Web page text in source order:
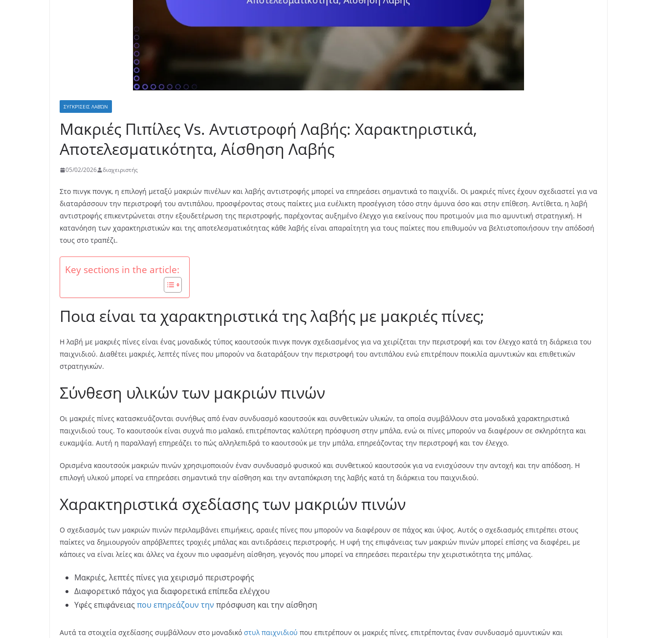
ΣΥΓΚΡΊΣΕΙΣ ΛΑΒΏΝ
Μακριές Πιπίλες Vs. Αντιστροφή Λαβής: Χαρακτηριστικά,
Αποτελεσματικότητα, Αίσθηση Λαβής
05/02/2026 διαχειριστής
Στο πινγκ πονγκ, η επιλογή μεταξύ μακριών πινέλων και λαβής αντιστροφής μπορεί να επηρεάσει σημαντικά το παιχνίδι. Οι μακριές πίνες έχουν σχεδιαστεί για να
διαταράσσουν την περιστροφή του αντιπάλου, προσφέροντας στους παίκτες μια ευέλικτη προσέγγιση τόσο στην άμυνα όσο και στην επίθεση. Αντίθετα, η λαβή
αντιστροφής επικεντρώνεται στην εξουδετέρωση της περιστροφής, παρέχοντας αυξημένο έλεγχο για εκείνους που προτιμούν μια πιο αμυντική στρατηγική. Η
κατανόηση των χαρακτηριστικών και της αποτελεσματικότητας κάθε λαβής είναι απαραίτητη για τους παίκτες που επιθυμούν να βελτιστοποιήσουν την απόδοσή
τους στο τραπέζι.
Key sections in the article:
Ποια είναι τα χαρακτηριστικά της λαβής με μακριές πίνες;
Η λαβή με μακριές πίνες είναι ένας μοναδικός τύπος καουτσούκ πινγκ πονγκ σχεδιασμένος για να χειρίζεται την περιστροφή και τον έλεγχο κατά τη διάρκεια του
παιχνιδιού. Διαθέτει μακριές, λεπτές πίνες που μπορούν να διαταράξουν την περιστροφή του αντιπάλου ενώ επιτρέπουν ποικιλία αμυντικών και επιθετικών
στρατηγικών.
Σύνθεση υλικών των μακριών πινών
Οι μακριές πίνες κατασκευάζονται συνήθως από έναν συνδυασμό καουτσούκ και συνθετικών υλικών, τα οποία συμβάλλουν στα μοναδικά χαρακτηριστικά
παιχνιδιού τους. Το καουτσούκ είναι συχνά πιο μαλακό, επιτρέποντας καλύτερη πρόσφυση στην μπάλα, ενώ οι πίνες μπορούν να διαφέρουν σε σκληρότητα και
ευκαμψία. Αυτή η παραλλαγή επηρεάζει το πώς αλληλεπιδρά το καουτσούκ με την μπάλα, επηρεάζοντας την περιστροφή και τον έλεγχο.
Ορισμένα καουτσούκ μακριών πινών χρησιμοποιούν έναν συνδυασμό φυσικού και συνθετικού καουτσούκ για να ενισχύσουν την αντοχή και την απόδοση. Η
επιλογή υλικού μπορεί να επηρεάσει σημαντικά την αίσθηση και την ανταπόκριση της λαβής κατά τη διάρκεια του παιχνιδιού.
Χαρακτηριστικά σχεδίασης των μακριών πινών
Ο σχεδιασμός των μακριών πινών περιλαμβάνει επιμήκεις, αραιές πίνες που μπορούν να διαφέρουν σε πάχος και ύψος. Αυτός ο σχεδιασμός επιτρέπει στους
παίκτες να δημιουργούν απρόβλεπτες τροχιές μπάλας και αντιδράσεις περιστροφής. Η υφή της επιφάνειας των μακριών πινών μπορεί επίσης να διαφέρει, με
κάποιες να είναι λείες και άλλες να έχουν πιο υφασμένη αίσθηση, γεγονός που μπορεί να επηρεάσει περαιτέρω την χειριστικότητα της μπάλας.
Μακριές, λεπτές πίνες για χειρισμό περιστροφής
Διαφορετικό πάχος για διαφορετικά επίπεδα ελέγχου
Υφές επιφάνειας που επηρεάζουν την πρόσφυση και την αίσθηση
Αυτά τα στοιχεία σχεδίασης συμβάλλουν στο μοναδικό στυλ παιχνιδιού που επιτρέπουν οι μακριές πίνες, επιτρέποντας έναν συνδυασμό αμυντικών και